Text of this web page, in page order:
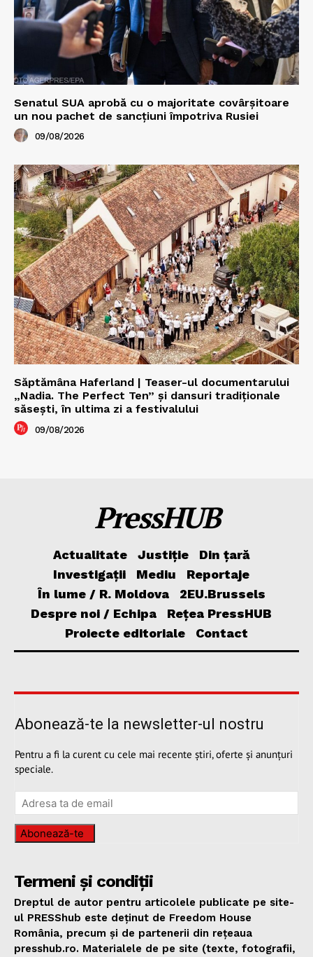
Senatul SUA aprobă cu o majoritate covârșitoare
un nou pachet de sancțiuni împotriva Rusiei
09/08/2026
Săptămâna Haferland | Teaser-ul documentarului
„Nadia. The Perfect Ten” şi dansuri tradiţionale
săseşti, în ultima zi a festivalului
09/08/2026
PressHUB
Actualitate Justiție
Din țară
Investigații
Mediu
Reportaje
În lume / R. Moldova
2EU.Brussels
Despre noi / Echipa
Rețea PressHUB
Proiecte editoriale
Contact
Abonează-te la newsletter-ul nostru
Pentru a fi la curent cu cele mai recente știri, oferte și anunțuri
speciale.
Abonează-te
Termeni și condiții
Dreptul de autor pentru articolele publicate pe site-
ul PRESShub este deținut de Freedom House
România, precum și de partenerii din rețeaua
presshub.ro. Materialele de pe site (texte, fotografii,